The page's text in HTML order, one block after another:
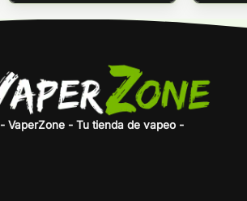
- VaperZone - Tu tienda de vapeo -